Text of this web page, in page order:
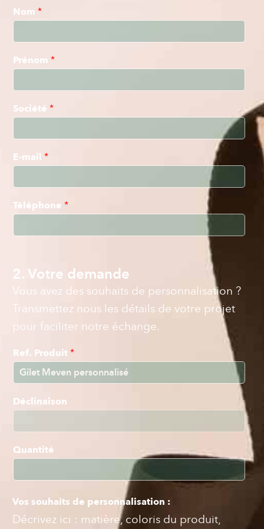
Nom *
Prénom *
Société *
E-mail *
Téléphone *
2. Votre demande
Vous avez des souhaits de personnalisation ?
Transmettez nous les détails de votre projet
pour faciliter notre échange.
Ref. Produit *
Déclinaison
Quantité
Vos souhaits de personnalisation :
Décrivez ici : matière, coloris du produit,